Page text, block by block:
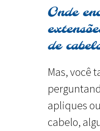
Onde
de
Mas, você
apliques
cabelo,